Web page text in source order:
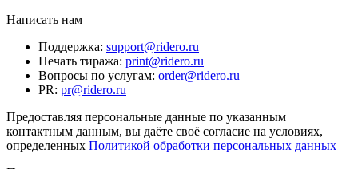
Написать нам
Поддержка: support@ridero.ru
Печать тиража: print@ridero.ru
Вопросы по услугам: order@ridero.ru
PR: pr@ridero.ru
Предоставляя персональные данные по указанным
контактным данным, вы даёте своё согласие на условиях,
определенных Политикой обработки персональных данных